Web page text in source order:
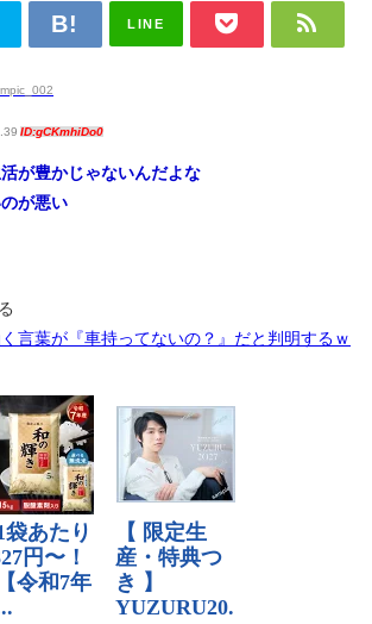
LINE
ID:gCKmhiDo0
が豊かじゃないんだよな
が悪い
く言葉が『車持ってないの？』だと判明するｗ